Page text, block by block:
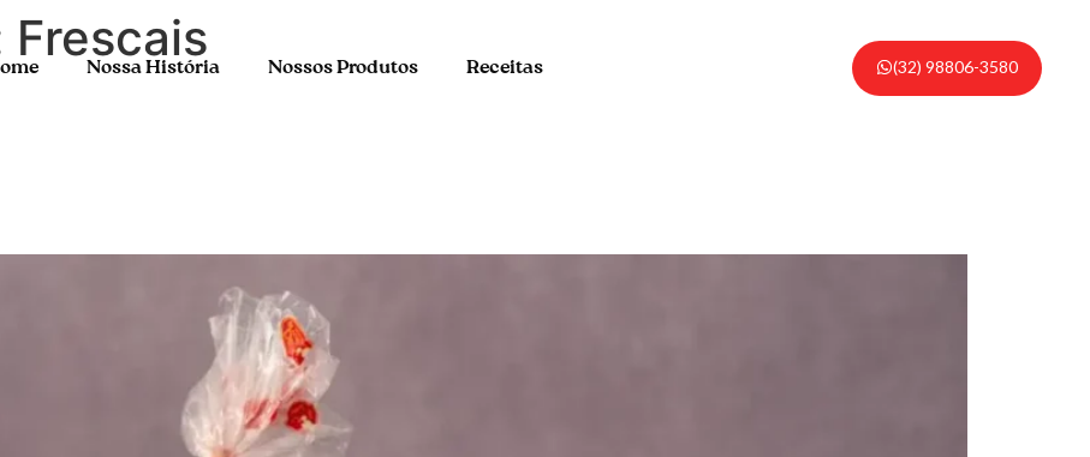
Nossa História Nossos Produtos Receitas (32) 98806-3580
Frescais